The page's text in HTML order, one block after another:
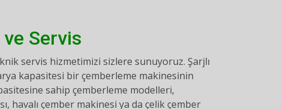
Servis
servis hizmetimizi sizlere sunuyoruz. Şarjlı
kapasitesi bir çemberleme makinesinin
sahip çemberleme modelleri,
havalı çember makinesi ya da çelik çember